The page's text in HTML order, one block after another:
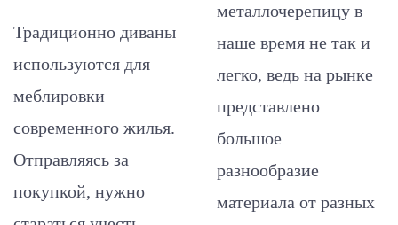
Традиционно диваны
используются для
меблировки
современного жилья.
Отправляясь за
покупкой, нужно
металлочерепицу в
наше время не так и
легко, ведь на рынке
представлено
большое
разнообразие
материала от разных